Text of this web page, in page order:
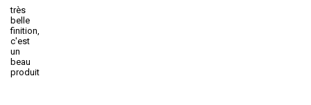
très
belle
finition,
c'est
un
beau
produit